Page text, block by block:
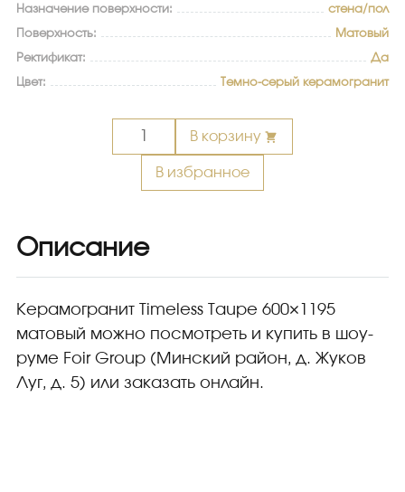
Назначение поверхности: стена/пол
Поверхность: Матовый
Ректификат: Да
Цвет: Темно-серый керамогранит
В избранное
Количество
Керамогранит
Timeless
матовый
В корзину
Описание
Керамогранит Timeless Taupe 600×1195
матовый можно посмотреть и купить в шоу-
руме Foir Group (Минский район, д. Жуков
Луг, д. 5) или заказать онлайн.